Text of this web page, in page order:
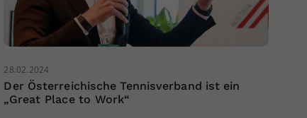
28.02.2024
Der Österreichische Tennisverband ist ein
„Great Place to Work“